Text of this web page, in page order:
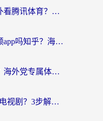
海外党必看：如何在海外看腾讯体育？解决赛事直播地区限制的终极指南
在国外可以看国内的视频app吗知乎？海外党亲测有效的追剧加速方案
在国外怎么看球赛不卡？海外党专属体育直播自由指南
在国外用什么app看国内电视剧？3步解决版权限制+卡顿难题